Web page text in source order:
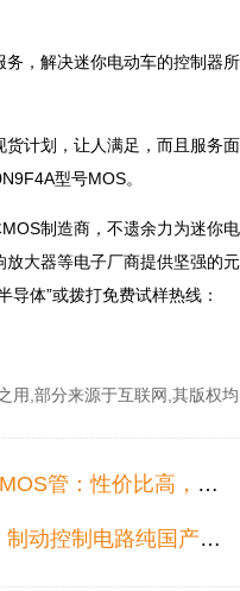
，解决迷你电动车的控制器所
计划，让人满足，而且服务面
型号MOS。
制造商，不遗余力为迷你电
大器等电子厂商提供坚强的元
导体”或拨打免费试样热线：
用,部分来源于互联网,其版权均
提升升压型DC/DC转换器电路性能
大电流MOSFET代理供应选哪家好？